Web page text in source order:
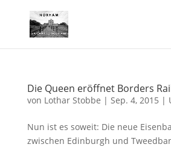
Die Queen eröffnet Borders
von Lothar Stobbe | Sep. 4, 2015 |
Nun ist es soweit: Die neue
zwischen Edinburgh und